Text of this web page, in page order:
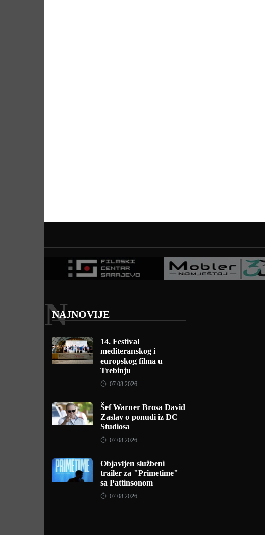
NAJNOVIJE
N
14. Festival
mediteranskog i
europskog filma u
Trebinju
07.08.2026.
Šef Warner Brosa David
Zaslav o ponudi iz DC
Studiosa
07.08.2026.
Objavljen službeni
trailer za "Primetime"
sa Pattinsonom
07.08.2026.